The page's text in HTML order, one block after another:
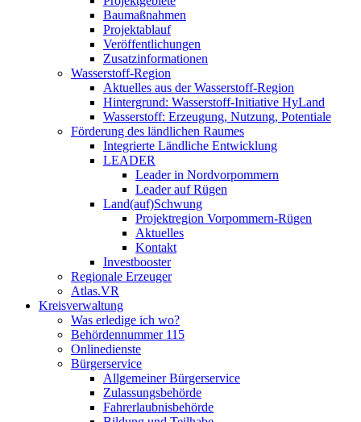
Baumaßnahmen
Projektablauf
Veröffentlichungen
Zusatzinformationen
Wasserstoff-Region
Aktuelles aus der Wasserstoff-Region
Hintergrund: Wasserstoff-Initiative HyLand
Wasserstoff: Erzeugung, Nutzung, Potentiale
Förderung des ländlichen Raumes
Integrierte Ländliche Entwicklung
LEADER
Leader in Nordvorpommern
Leader auf Rügen
Land(auf)Schwung
Projektregion Vorpommern-Rügen
Aktuelles
Kontakt
Investbooster
Regionale Erzeuger
Atlas.VR
Kreisverwaltung
Was erledige ich wo?
Behördennummer 115
Onlinedienste
Bürgerservice
Allgemeiner Bürgerservice
Zulassungsbehörde
Fahrerlaubnisbehörde